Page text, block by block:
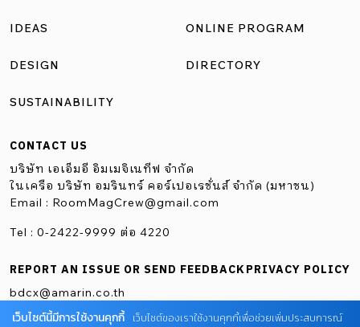
IDEAS
DESIGN
SUSTAINABILITY
ONLINE PROGRAM
DIRECTORY
CONTACT US
บริษัท เอเอ็มอี อิมเมจิเนทีฟ จำกัด
ในเครือ บริษัท อมรินทร์ คอร์เปอเรชั่นส์ จำกัด (มหาชน)
Email : RoomMagCrew@gmail.com
Tel : 0-2422-9999 ต่อ 4220
REPORT AN ISSUE OR SEND FEEDBACK
bdcx@amarin.co.th
PRIVACY POLICY
เว็บไซต์นี้มีการใช้งานคุกกี้ เว็บไซต์ของเราใช้งานคุกกี้เพื่อช่วยเพิ่มประสบการณ์